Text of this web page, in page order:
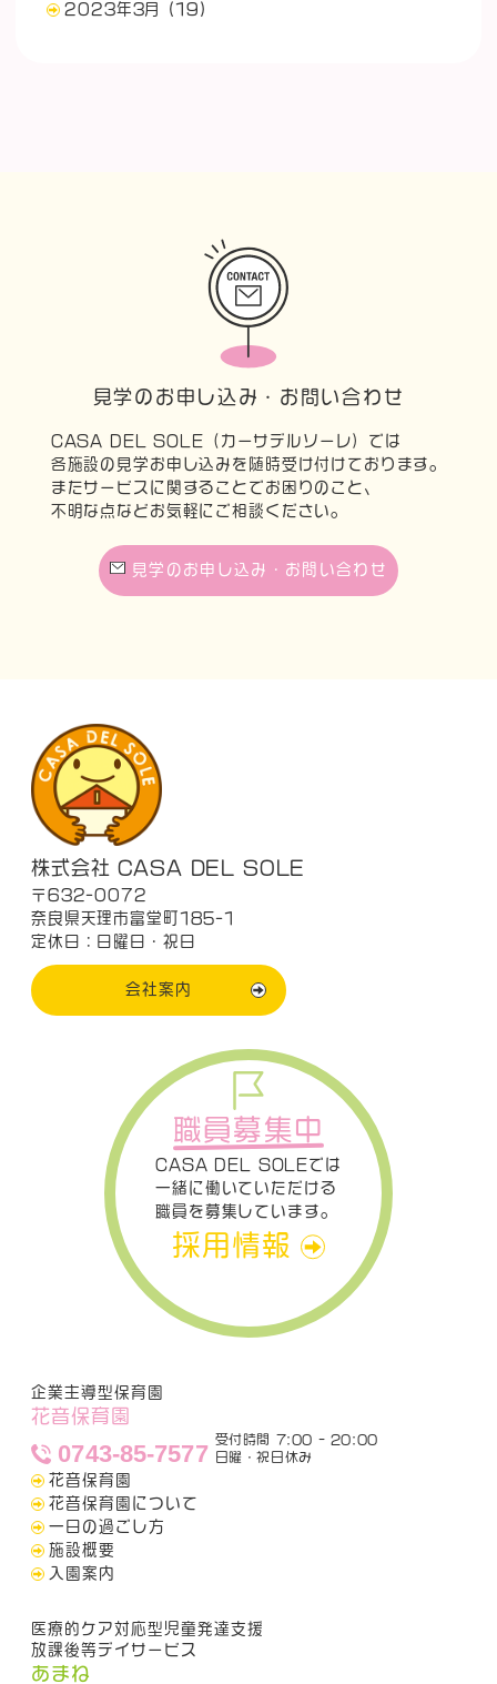
2023年3月
(19)
見学のお申し込み・お問い合わせ
CASA DEL SOLE（カーサデルソーレ）では
各施設の見学お申し込みを随時受け付けております。
またサービスに関することでお困りのこと、
不明な点などお気軽にご相談ください。
見学のお申し込み・お問い合わせ
株式会社 CASA DEL SOLE
〒632-0072
奈良県天理市富堂町185-1
定休日：日曜日・祝日
会社案内
職員募集中
CASA DEL SOLEでは
一緒に働いていただける
職員を募集しています。
採用情報
企業主導型保育園
花音保育園
0743-85-7577
受付時間 7:00 - 20:00
日曜・祝日休み
花音保育園
花音保育園について
一日の過ごし方
施設概要
入園案内
医療的ケア対応型児童発達支援
放課後等デイサービス
あまね